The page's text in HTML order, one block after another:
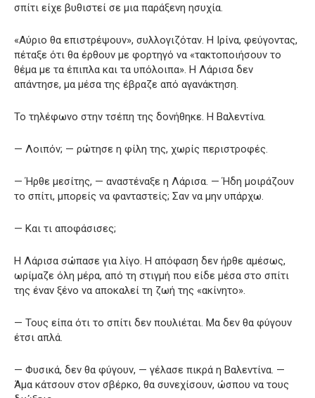
σπίτι είχε βυθιστεί σε μια παράξενη ησυχία.
«Αύριο θα επιστρέψουν», συλλογιζόταν. Η Ιρίνα, φεύγοντας,
πέταξε ότι θα έρθουν με φορτηγό να «τακτοποιήσουν το
θέμα με τα έπιπλα και τα υπόλοιπα». Η Λάρισα δεν
απάντησε, μα μέσα της έβραζε από αγανάκτηση.
Το τηλέφωνο στην τσέπη της δονήθηκε. Η Βαλεντίνα.
— Λοιπόν; — ρώτησε η φίλη της, χωρίς περιστροφές.
— Ήρθε μεσίτης, — αναστέναξε η Λάρισα. — Ήδη μοιράζουν
το σπίτι, μπορείς να φανταστείς; Σαν να μην υπάρχω.
— Και τι αποφάσισες;
Η Λάρισα σώπασε για λίγο. Η απόφαση δεν ήρθε αμέσως,
ωρίμαζε όλη μέρα, από τη στιγμή που είδε μέσα στο σπίτι
της έναν ξένο να αποκαλεί τη ζωή της «ακίνητο».
— Τους είπα ότι το σπίτι δεν πουλιέται. Μα δεν θα φύγουν
έτσι απλά.
— Φυσικά, δεν θα φύγουν, — γέλασε πικρά η Βαλεντίνα. —
Άμα κάτσουν στον σβέρκο, θα συνεχίσουν, ώσπου να τους